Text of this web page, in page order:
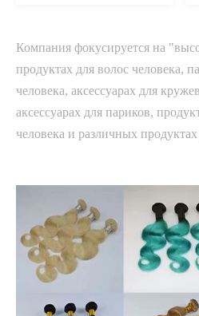
Компания фокусируется на
продуктах для волос человека,
человека, аксессуарах для
аксессуарах для париков,
человека и различных